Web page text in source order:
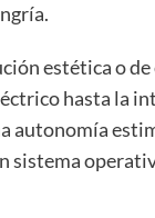
estética o
hasta la
autonomía
sistema